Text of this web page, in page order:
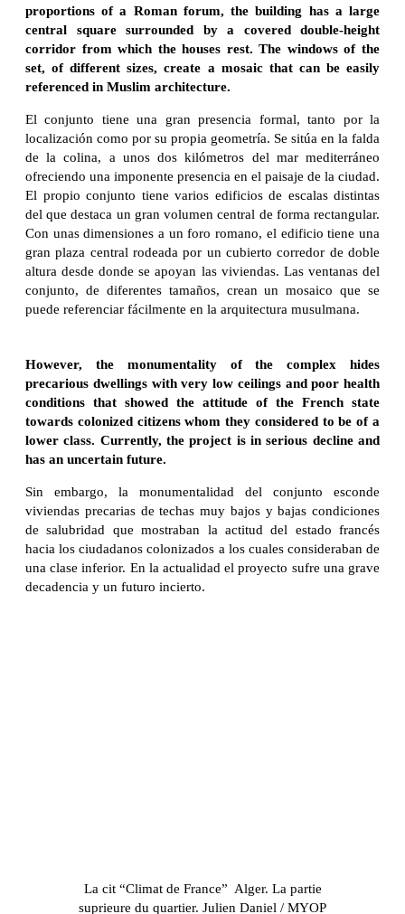
proportions of a Roman forum, the building has a large
central square surrounded by a covered double-height
corridor from which the houses rest. The windows of the
set, of different sizes, create a mosaic that can be easily
referenced in Muslim architecture.
El conjunto tiene una gran presencia formal, tanto por la
localización como por su propia geometría. Se sitúa en la falda
de la colina, a unos dos kilómetros del mar mediterráneo
ofreciendo una imponente presencia en el paisaje de la ciudad.
El propio conjunto tiene varios edificios de escalas distintas
del que destaca un gran volumen central de forma rectangular.
Con unas dimensiones a un foro romano, el edificio tiene una
gran plaza central rodeada por un cubierto corredor de doble
altura desde donde se apoyan las viviendas. Las ventanas del
conjunto, de diferentes tamaños, crean un mosaico que se
puede referenciar fácilmente en la arquitectura musulmana.
However, the monumentality of the complex hides
precarious dwellings with very low ceilings and poor health
conditions that showed the attitude of the French state
towards colonized citizens whom they considered to be of a
lower class. Currently, the project is in serious decline and
has an uncertain future.
Sin embargo, la monumentalidad del conjunto esconde
viviendas precarias de techas muy bajos y bajas condiciones
de salubridad que mostraban la actitud del estado francés
hacia los ciudadanos colonizados a los cuales consideraban de
una clase inferior. En la actualidad el proyecto sufre una grave
decadencia y un futuro incierto.
La cit “Climat de France”  Alger. La partie
suprieure du quartier. Julien Daniel / MYOP